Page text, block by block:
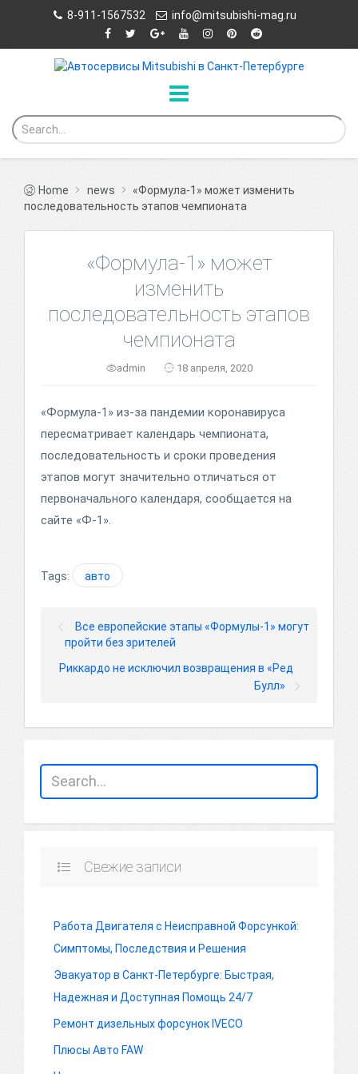
8-911-1567532 info@mitsubishi-mag.ru
Home news
«Формула-1» может изменить
последовательность этапов чемпионата
«Формула-1» может
изменить
последовательность этапов
чемпионата
admin 18 апреля, 2020
«Формула-1» из-за пандемии коронавируса
пересматривает календарь чемпионата,
последовательность и сроки проведения
этапов могут значительно отличаться от
первоначального календаря, сообщается на
сайте «Ф-1».
Tags: авто
Все европейские этапы «Формулы-1» могут
пройти без зрителей
Риккардо не исключил возвращения в «Ред
Булл»
Свежие записи
Работа Двигателя с Неисправной Форсункой:
Симптомы, Последствия и Решения
Эвакуатор в Санкт-Петербурге: Быстрая,
Надежная и Доступная Помощь 24/7
Ремонт дизельных форсунок IVECO
Плюсы Авто FAW